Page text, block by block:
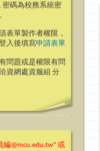
密碼為校務系統密
表單製作者權限，
入後填寫申請表單
問題或是權限有問
資網處資服組 分
編@mcu.edu.tw" 或